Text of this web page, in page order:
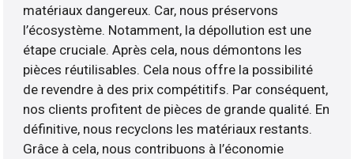
matériaux dangereux. Car, nous préservons
l’écosystème. Notamment, la dépollution est une
étape cruciale. Après cela, nous démontons les
pièces réutilisables. Cela nous offre la possibilité
de revendre à des prix compétitifs. Par conséquent,
nos clients profitent de pièces de grande qualité. En
définitive, nous recyclons les matériaux restants.
Grâce à cela, nous contribuons à l’économie